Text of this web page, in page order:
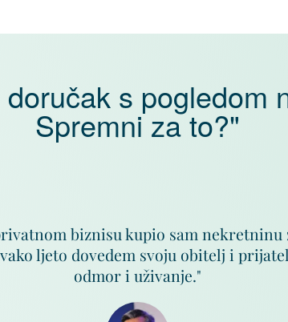
s pogledom
Spremni za to?"
biznisu kupio sam
ljeto dovedem svoju obitelj i
odmor i uživanje."